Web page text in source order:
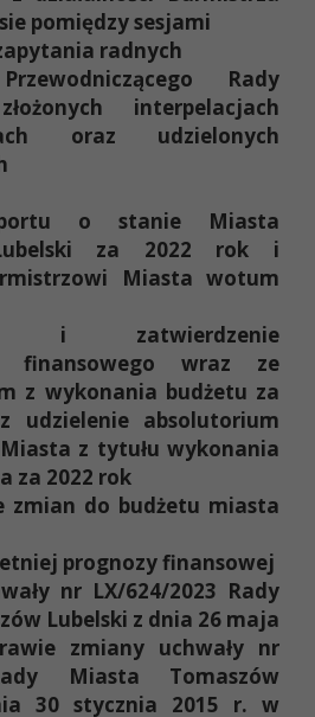
pomiędzy sesjami
radnych
Rady
interpelacjach
oraz udzielonych
o stanie Miasta
za 2022 rok i
Miasta wotum
i zatwierdzenie
finansowego wraz ze
z wykonania budżetu za
udzielenie absolutorium
z tytułu wykonania
za 2022 rok
zmian do budżetu miasta
prognozy finansowej
nr LX/624/2023 Rady
Lubelski z dnia 26 maja
zmiany uchwały nr
Miasta Tomaszów
30 stycznia 2015 r. w